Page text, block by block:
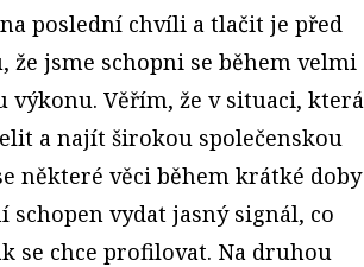
poslední chvíli a tlačit je před
že jsme schopni se během velmi
Věřím, že v situaci, která
a najít širokou společenskou
některé věci během krátké doby
vydat jasný signál, co
se chce profilovat. Na druhou